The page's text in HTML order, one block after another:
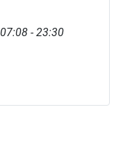
07:08 - 23:30